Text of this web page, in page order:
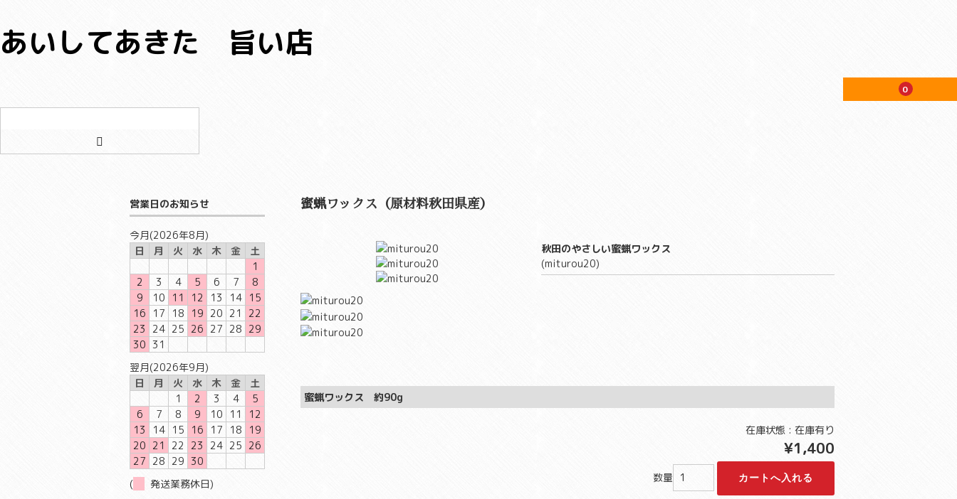
あいしてあきた 旨い店
0
蜜蝋ワックス（原材料秋田県産）
秋田のやさしい蜜蝋ワックス
(miturou20)
蜜蝋ワックス 約90g
在庫状態 : 在庫有り
¥1,400
数量
営業日のお知らせ
今月(2026年8月)
日
月 火 水 木 金
土
1
2
3 4 5 6 7
8
9
10 11 12 13 14 15
16
17 18 19 20 21
22
23
24 25 26 27 28 29
30 31
翌月(2026年9月)
日
月 火 水 木 金
土
1
2 3 4
5
6
7 8 9 10 11
12
13
14 15 16 17 18
19
20 21 22 23 24 25 26
27 28 29 30
(
発送業務休日)